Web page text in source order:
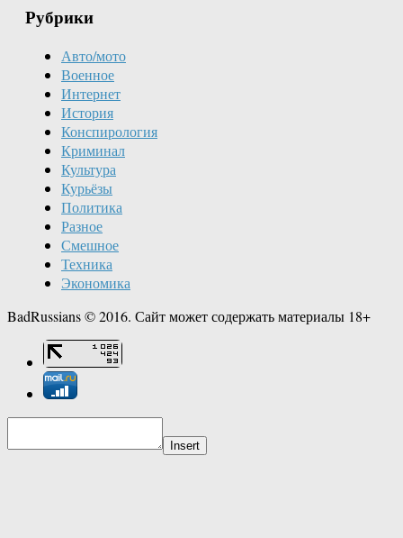
Рубрики
Авто/мото
Военное
Интернет
История
Конспирология
Криминал
Культура
Курьёзы
Политика
Разное
Смешное
Техника
Экономика
BadRussians © 2016. Сайт может содержать материалы 18+
Insert